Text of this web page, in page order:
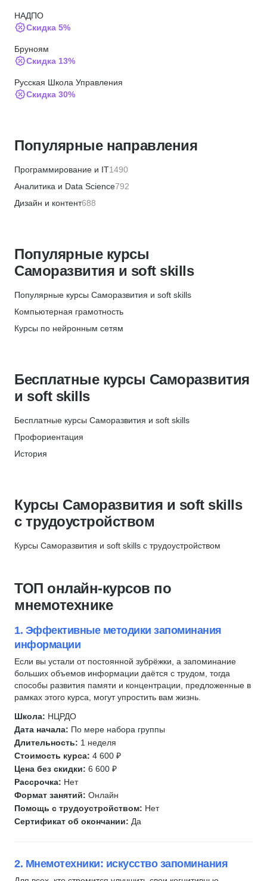
НАДПО
Скидка 5%
Бруноям
Скидка 13%
Русская Школа Управления
Скидка 30%
МИТУ
Русская Школа Управления
Moscow Business School
Скидка 5%
Скидка 10%
Институт профессиональных квалификаций
Скидка 5%
Московская Бизнес Академия
Скидка 10%
Skillbox
Академия Эдюсон
ЦАППКК
Скидка 6%
НЦРДО
НИПКЭФ
Скидка 6%
Популярные направления
Программирование и IT1490
Аналитика и Data Science792
Дизайн и контент688
Финансы и бухгалтерия655
HR и рекрутинг327
Педагогика744
Языки142
Повышение квалификации964
Популярные курсы
Саморазвития и soft skills
Популярные курсы Саморазвития и soft skills
Компьютерная грамотность
Курсы по нейронным сетям
Презентации
Курсы для родителей
Планирование
Слепая печать
Эмоции
Личная мотивация
Ораторское мастерство
Самооценка
Личная эффективность
Боязнь публичных выступлений
Скорочтение
Мнемотехника
Личностный рост
Мировая история
Религия
Культура
История искусств
Литература
Живопись
Бесплатные курсы Саморазвития
и soft skills
Бесплатные курсы Саморазвития и soft skills
Профориентация
История
Курсы Саморазвития и soft skills
с трудоустройством
Курсы Саморазвития и soft skills с трудоустройством
ТОП онлайн-курсов по
мнемотехнике
1. Эффективные методики запоминания
информации
Если вы устали от постоянной зубрёжки, а запоминание
больших объемов информации даётся с трудом, тогда
способы развития памяти и концентрации, предложенные в
рамках этого курса, могут упростить вам жизнь.
Школа: НЦРДО
Дата начала: По мере набора группы
Длительность: 1 неделя
Стоимость курса: 4 600 ₽
Цена без скидки: 6 600 ₽
Рассрочка: Нет
Формат занятий: Онлайн
Помощь с трудоустройством: Нет
Сертификат об окончании: Да
2. Мнемотехники: искусство запоминания